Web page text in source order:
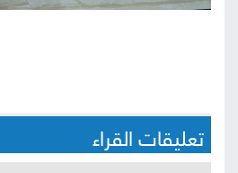
تعليقات القراء